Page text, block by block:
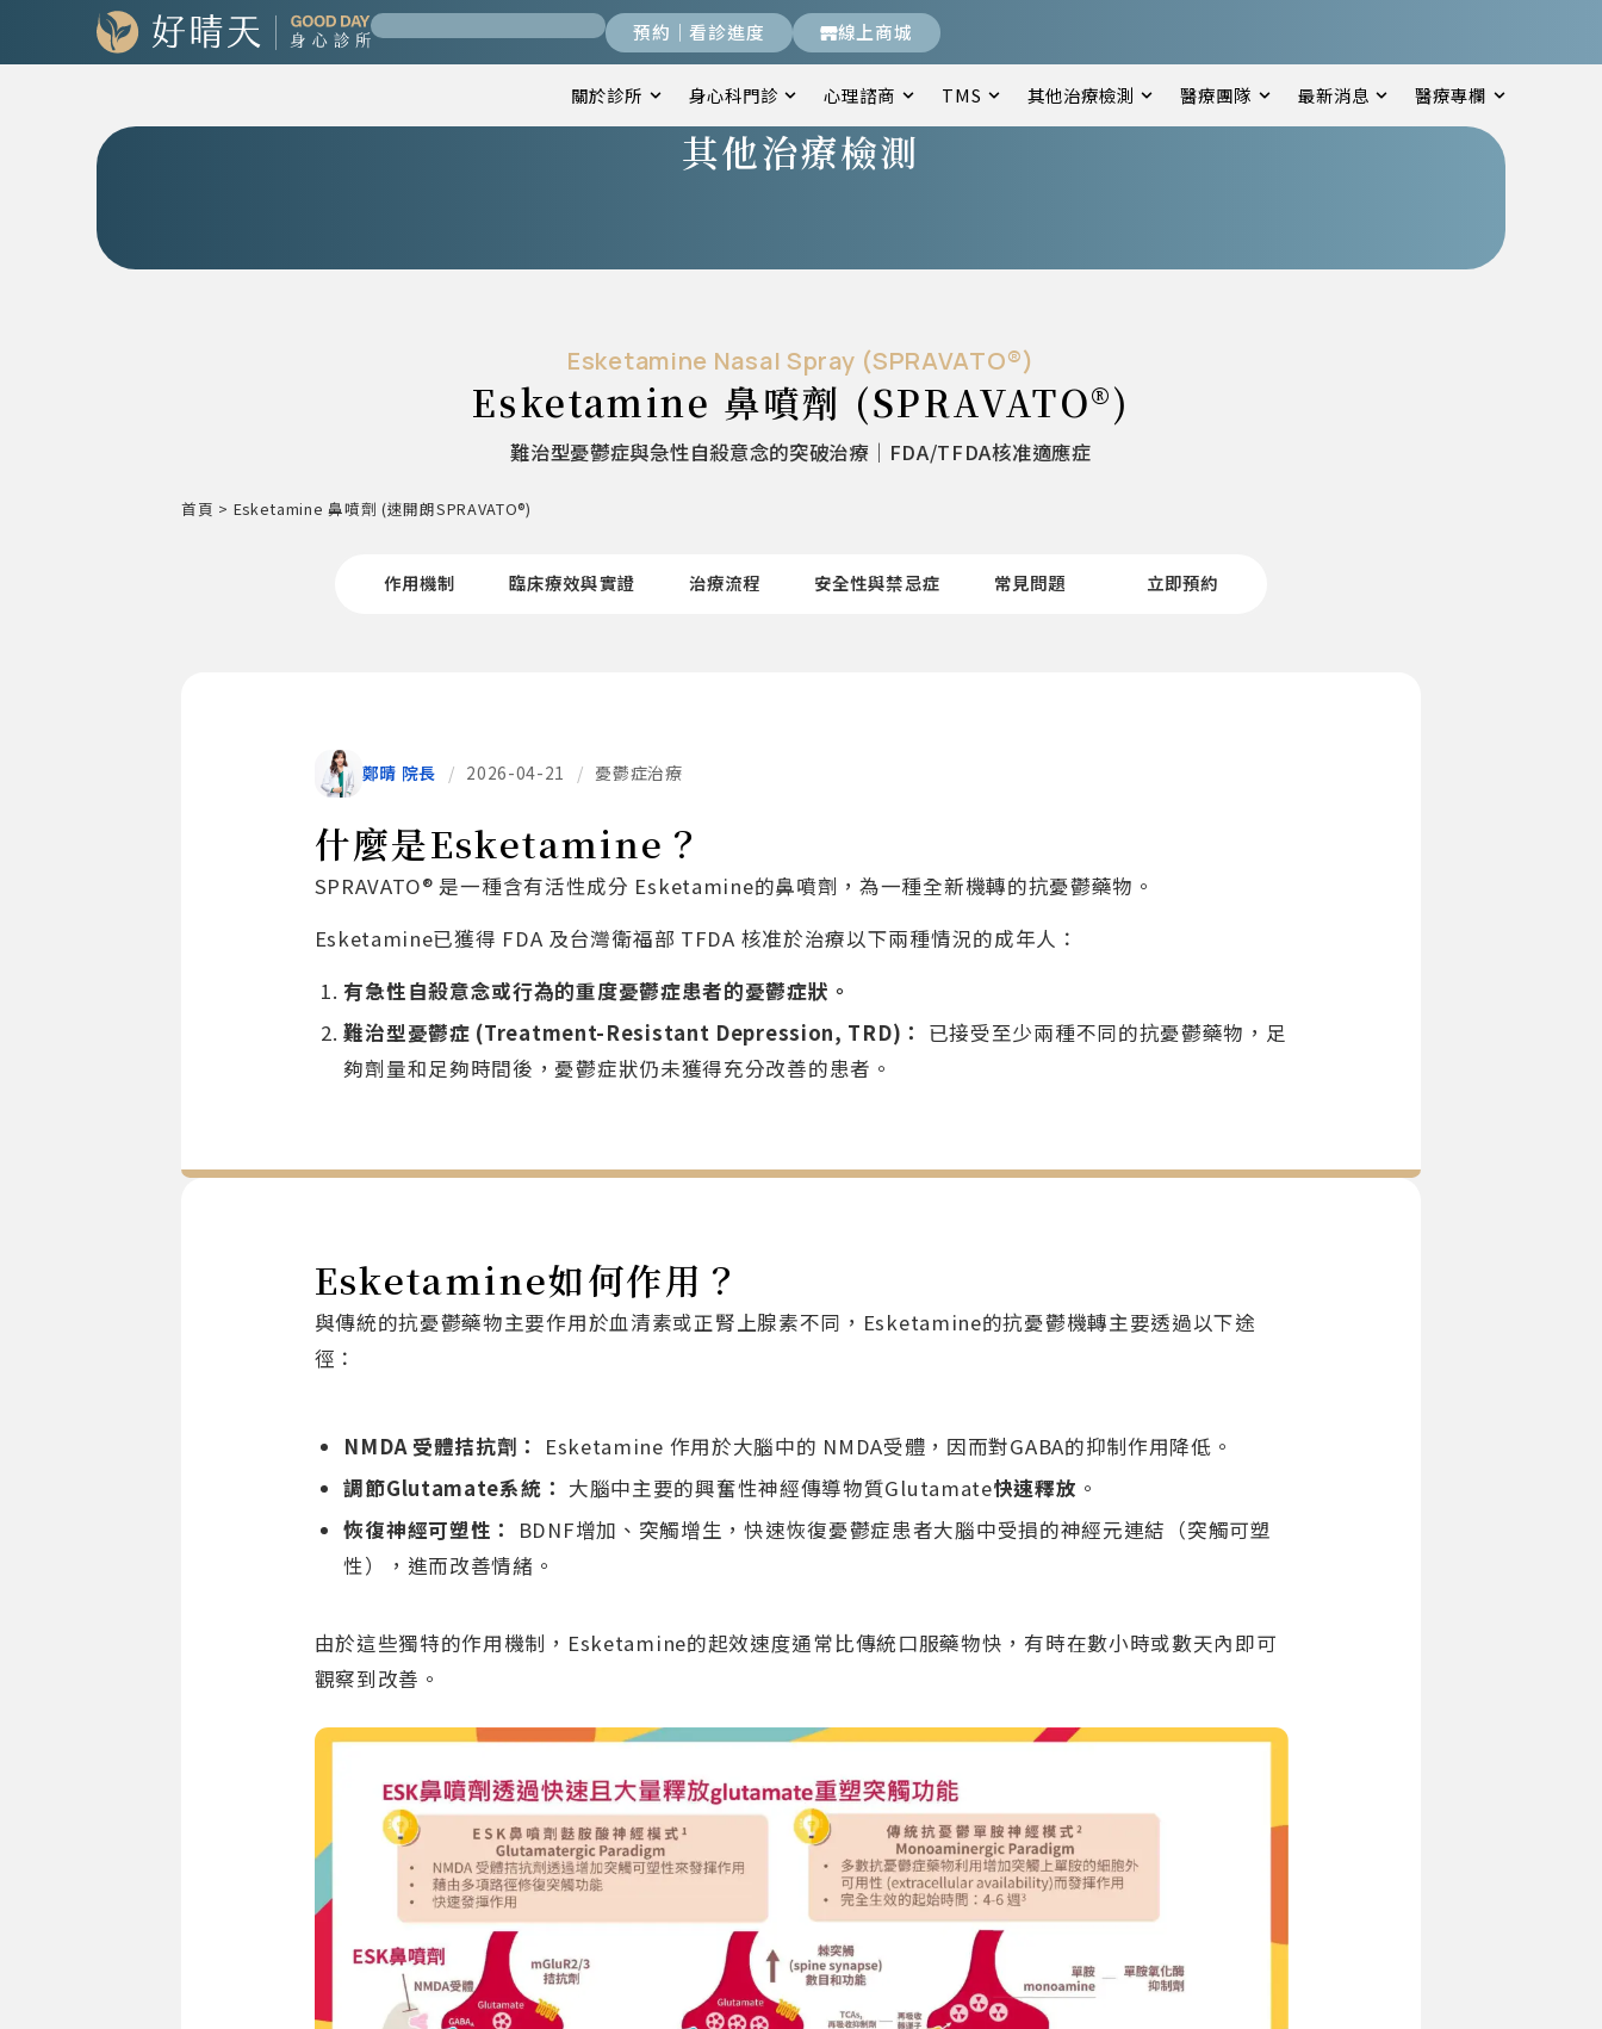
預約｜看診進度 線上商城
關於診所 身心科門診 心理諮商 TMS 其他治療檢測 醫療團隊 最新消息 醫療專欄
其他治療檢測
Esketamine Nasal Spray (SPRAVATO®)
Esketamine 鼻噴劑 (SPRAVATO®)
難治型憂鬱症與急性自殺意念的突破治療｜FDA/TFDA核准適應症
首頁 > Esketamine 鼻噴劑 (速開朗SPRAVATO®)
作用機制 臨床療效與實證 治療流程 安全性與禁忌症 常見問題 立即預約
鄭晴 院長 / 2026-04-21 / 憂鬱症治療
什麼是Esketamine？
SPRAVATO® 是一種含有活性成分 Esketamine的鼻噴劑，為一種全新機轉的抗憂鬱藥物。
Esketamine已獲得 FDA 及台灣衛福部 TFDA 核准於治療以下兩種情況的成年人：
有急性自殺意念或行為的重度憂鬱症患者的憂鬱症狀。
難治型憂鬱症 (Treatment-Resistant Depression, TRD) ： 已接受至少兩種不同的抗憂鬱藥物，足
夠劑量和足夠時間後，憂鬱症狀仍未獲得充分改善的患者。
Esketamine如何作用？
與傳統的抗憂鬱藥物主要作用於血清素或正腎上腺素不同，Esketamine的抗憂鬱機轉主要透過以下途
徑：
NMDA 受體拮抗劑：
Esketamine 作用於大腦中的 NMDA受體，因而對GABA的抑制作用降低。
調節Glutamate系統： 大腦中主要的興奮性神經傳導物質Glutamate快速釋放 。
恢復神經可塑性：
BDNF增加、突觸增生，快速恢復憂鬱症患者大腦中受損的神經元連結（突觸可塑
性），進而改善情緒。
由於這些獨特的作用機制，Esketamine的起效速度通常比傳統口服藥物快，有時在數小時或數天內即可
觀察到改善。